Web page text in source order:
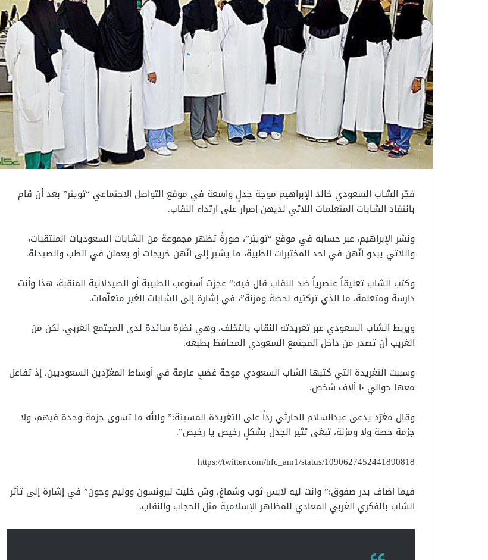
فجّر الشاب السعودي خالد الإبراهيم موجة جدلٍ واسعة في موقع التواصل الاجتماعي “تويتر” بعد أن قام
بانتقاد الشابات المتعلمات اللاتي لديهن إصرار على ارتداء النقاب.
ونشر الإبراهيم، عبر حسابه في موقع “تويتر”، صورةً تظهر مجموعة من الشابات السعوديات المنتقبات،
واللاتي يبدو أنّهن في أحد المختبرات الطبية، ما يشير إلى أنّهن خريجات أو يعملن في الطب والصيدلة.
وكتب الشاب تعليقاً عنصرياً ضد النقاب قال فيه:” عجزت أستوعب الطبيبة أو الصيدلانية المنقبة، هذا وأنت
دارسة ومتعلمة، ما الذي تركتيه لحصة ومزنة”، في إشارة إلى الشابات الغير متعلّمات.
ويربط الشاب السعودي عبر تغريدته النقاب بالتخلف، وهي نظرة سائدة لدى المجتمع الغربي، لكن من
الغريب أن تصدر من داخل المجتمع السعودي المحافظ بطبعه.
وسببت التغريدة التي كتبها الشاب السعودي موجة غضبٍ عارمة في أوساط المغرّدين السعوديين، إذ تفاعل
معها حوالي ١٠ آلاف شخص.
وقال مغرّد يدعى عبدالسلام الحارثي رداً على التغريدة المسيئة:” والله ما تسوى جزمة وحدة فيهم، ولا
جزمة حصة ولا ومزنة، تبغى تثير الجدل بشكلٍ رخيص يا رخيص”.
https://twitter.com/hfc_am1/status/1090627452441890818
فيما أضاف بدر صفوق:” وأنت ليه لابس ثوب وشماغ، وش خليت لبرونسون ووليم وجون” في إشارة إلى تأثر
الشاب بالفكري الغربي المعادي للمظاهر الإسلامية مثل الحجاب والنقاب.